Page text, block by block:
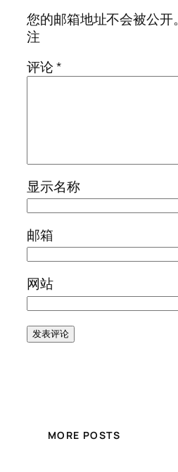
您的邮箱地址不会被公开。
注
评论*
显示名称
邮箱
网站
MORE POSTS